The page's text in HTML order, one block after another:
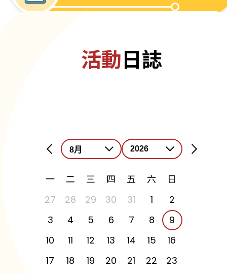
活動日誌
一 二 三 四 五 六
日
27
28 29 30 31 1
2
3
4 5 6 7 8
9
10
11 12 13 14 15
16
17
18 19 20 21 22
23